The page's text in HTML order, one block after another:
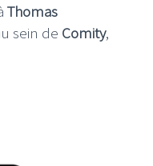
Thomas
sein de Comity,